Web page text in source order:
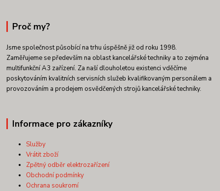
Proč my?
Jsme společnost působící na trhu úspěšně již od roku 1998.
Zaměřujeme se především na oblast kancelářské techniky a to zejména
multifunkční A3 zařízení. Za naší dlouholetou existenci vděčíme
poskytováním kvalitních servisních služeb kvalifikovaným personálem a
provozováním a prodejem osvědčených strojů kancelářské techniky.
Informace pro zákazníky
Služby
Vrátit zboží
Zpětný odběr elektrozařízení
Obchodní podmínky
Ochrana soukromí